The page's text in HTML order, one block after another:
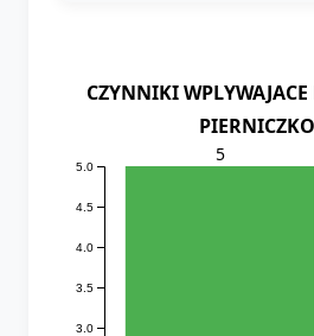
CZYNNIKI
3.0
3.5
4.0
4.5
5.0
5